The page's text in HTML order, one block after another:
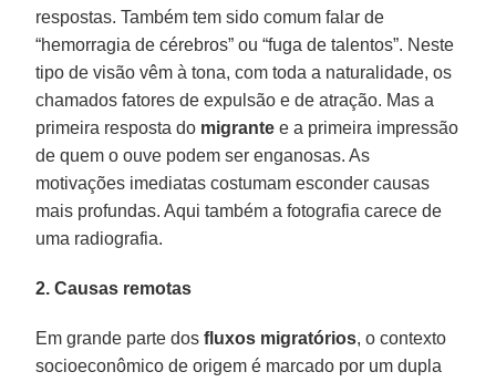
respostas. Também tem sido comum falar de
“hemorragia de cérebros” ou “fuga de talentos”. Neste
tipo de visão vêm à tona, com toda a naturalidade, os
chamados fatores de expulsão e de atração. Mas a
primeira resposta do migrante e a primeira impressão
de quem o ouve podem ser enganosas. As
motivações imediatas costumam esconder causas
mais profundas. Aqui também a fotografia carece de
uma radiografia.
2. Causas remotas
Em grande parte dosfluxos migratórios, o contexto
socioeconômico de origem é marcado por um dupla